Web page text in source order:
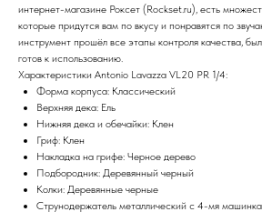
интернет-магазине Роксет (Rockset.ru), есть
которые придутся вам по вкусу и понравятся по
инструмент прошёл все этапы контроля качества,
готов к использованию.
Характеристики Antonio Lavazza VL20 PR 1/4:
Форма корпуса: Классический
Верхняя дека: Ель
Нижняя дека и обечайки: Клен
Гриф: Клен
Накладка на грифе: Черное дерево
Подбородник: Деревянный черный
Колки: Деревянные черные
Струнодержатель металлический с 4-мя